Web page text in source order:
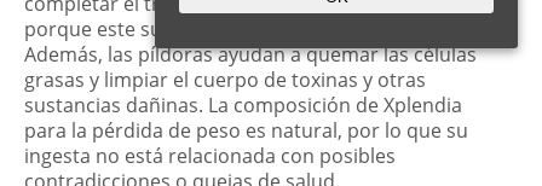
porque este suplemento evita el efecto de yoyo.
Además, las píldoras ayudan a quemar las células
grasas y limpiar el cuerpo de toxinas y otras
sustancias dañinas. La composición de Xplendia
para la pérdida de peso es natural, por lo que su
ingesta no está relacionada con posibles
contradicciones o quejas de salud.